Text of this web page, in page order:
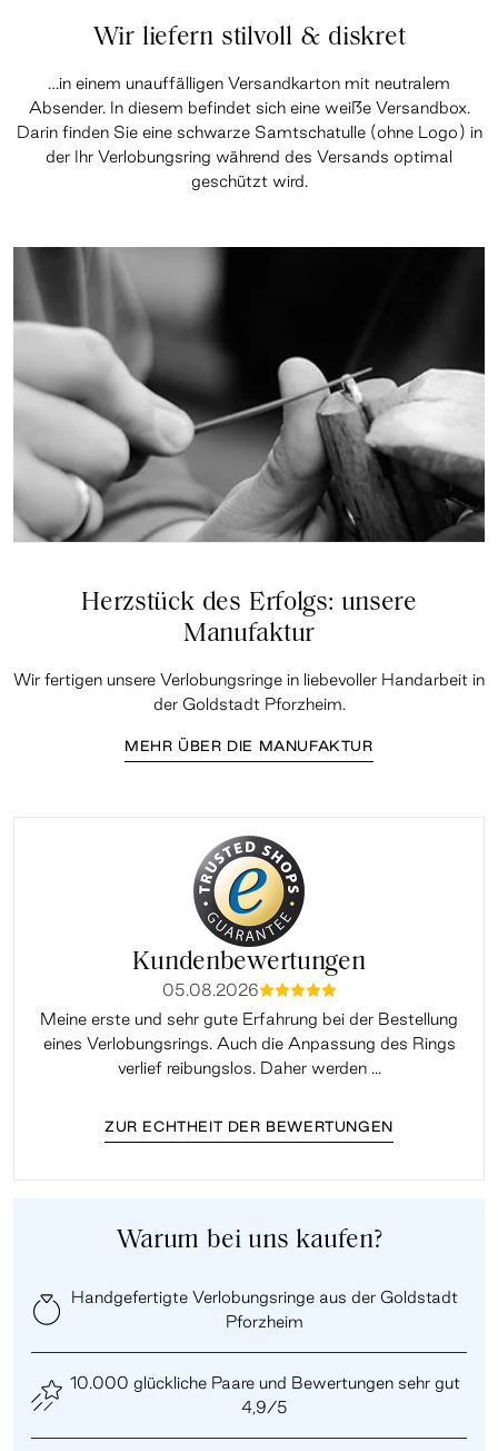
Wir liefern stilvoll & diskret
…in einem unauffälligen Versandkarton mit neutralem
Absender. In diesem befindet sich eine weiße Versandbox.
Darin finden Sie eine schwarze Samtschatulle (ohne Logo) in
der Ihr Verlobungsring während des Versands optimal
geschützt wird.
Herzstück des Erfolgs: unsere
Manufaktur
Wir fertigen unsere Verlobungsringe in liebevoller Handarbeit in
der Goldstadt Pforzheim.
MEHR ÜBER DIE MANUFAKTUR
Kundenbewertungen
05.08.2026mmmmm
Meine erste und sehr gute Erfahrung bei der Bestellung
eines Verlobungsrings. Auch die Anpassung des Rings
verlief reibungslos. Daher werden ...
ZUR ECHTHEIT DER BEWERTUNGEN
Warum bei uns kaufen?
Handgefertigte Verlobungsringe aus der Goldstadt
Pforzheim
10.000 glückliche Paare und Bewertungen sehr gut
4,9/5